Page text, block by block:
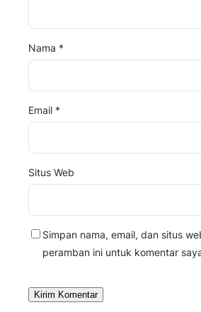
Nama *
Email *
Situs Web
Simpan nama, email, dan situs
peramban ini untuk komentar